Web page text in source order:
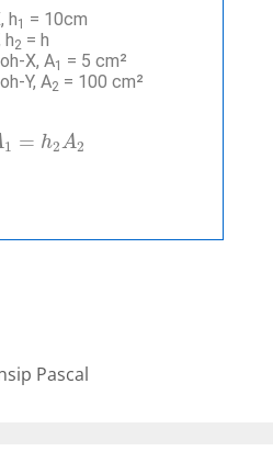
h1
= 10cm
h2 = h
X, A1
= 5 cm²
Y, A2 = 100 cm²
1 = h2A2
h2 2
Pascal